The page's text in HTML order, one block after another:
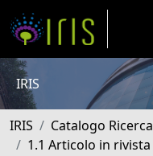
IRIS
IRIS Catalogo Ricerca
1.1 Articolo in rivista